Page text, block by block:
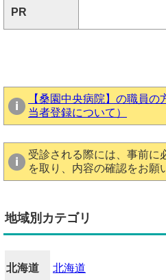
PR
【桑園中央病院】の職員
当者登録について）
受診される際には、事前に
を取り、内容の確認をお願
地域別カテゴリ
北海道 北海道